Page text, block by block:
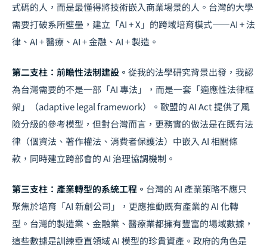
式碼的人，而是最懂得將技術嵌入商業場景的人。台灣的大學
需要打破系所壁壘，建立「AI + X」的跨域培育模式——AI + 法
律、AI + 醫療、AI + 金融、AI + 製造。
第二支柱：前瞻性法制建設。 從我的法學研究背景出發，我認
為台灣需要的不是一部「AI 專法」，而是一套「適應性法律框
架」（adaptive legal framework）。歐盟的 AI Act 提供了風
險分級的參考模型，但對台灣而言，更務實的做法是在既有法
律（個資法、著作權法、消費者保護法）中嵌入 AI 相關條
款，同時建立跨部會的AI 治理協調機制。
第三支柱：產業轉型的系統工程。 台灣的 AI 產業策略不應只
聚焦於培育「AI 新創公司」，更應推動既有產業的AI 化轉
型 。台灣的製造業、金融業、醫療業都擁有豐富的場域數據，
這些數據是訓練垂直領域 AI 模型的珍貴資產。政府的角色是